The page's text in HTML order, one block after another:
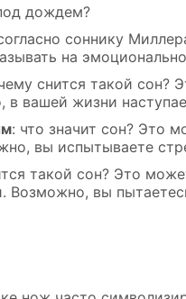
дождем?
соннику
на
снится такой сон?
вашей жизни
: что значит сон? Это
вы испытываете
такой сон? Это
вы